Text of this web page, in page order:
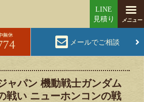
メールでご相談
ャパン 機動戦士ガンダム
戦い ニューホンコンの戦